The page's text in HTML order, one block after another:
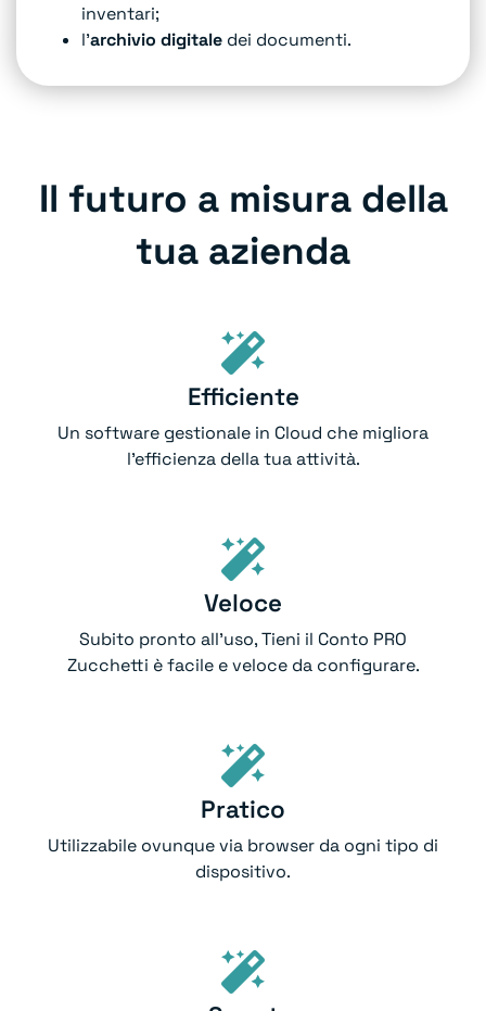
inventari;
l’archivio digitale dei documenti.
Il futuro a misura della
tua azienda
Efficiente
Un software gestionale in Cloud che migliora
l'efficienza della tua attività.
Veloce
Subito pronto all’uso, Tieni il Conto PRO
Zucchetti è facile e veloce da configurare.
Pratico
Utilizzabile ovunque via browser da ogni tipo di
dispositivo.